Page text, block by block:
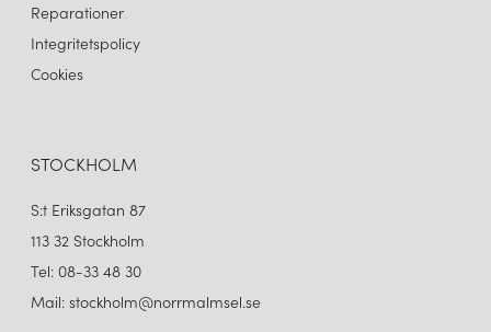
Reparationer
Integritetspolicy
Cookies
STOCKHOLM
S:t Eriksgatan 87
113 32 Stockholm
Tel: 08-33 48 30
Mail: stockholm@norrmalmsel.se